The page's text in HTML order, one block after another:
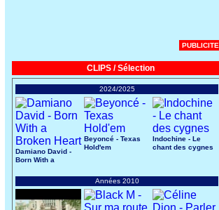
PUBLICITE
CLIPS / Sélection
2024/2025
Damiano David -
Born With a
Beyoncé - Texas
Hold'em
Indochine - Le
chant des cygnes
Années 2010